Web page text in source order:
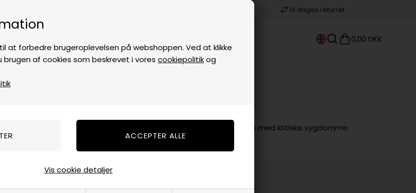
at forbedre brugeroplevelsen på webshoppen. Ved at klikke
af cookies som beskrevet i vores cookiepolitikog
Vis cookie detaljer
14 dages returret
0,00 DKK
du automatisk Team Rynkebys indsamling til fordel for børn med kritiske sygdomme.